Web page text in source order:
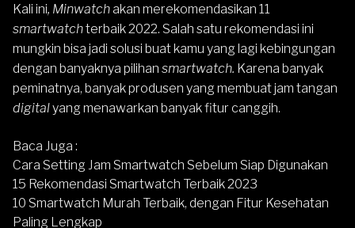
Kali ini, Minwatchakan merekomendasikan 11
smartwatchterbaik 2022. Salah satu rekomendasi ini
mungkin bisa jadi solusi buat kamu yang lagi kebingungan
dengan banyaknya pilihan smartwatch. Karena banyak
peminatnya, banyak produsen yang membuat jam tangan
digitalyang menawarkan banyak fitur canggih.
Baca Juga :
Cara Setting Jam Smartwatch Sebelum Siap Digunakan
15 Rekomendasi Smartwatch Terbaik 2023
10 Smartwatch Murah Terbaik, dengan Fitur Kesehatan
Paling Lengkap